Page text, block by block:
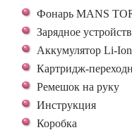
Фонарь MANS
Зарядное
Аккумулятор Li-
Картридж-
Ремешок на руку
Инструкция
Коробка